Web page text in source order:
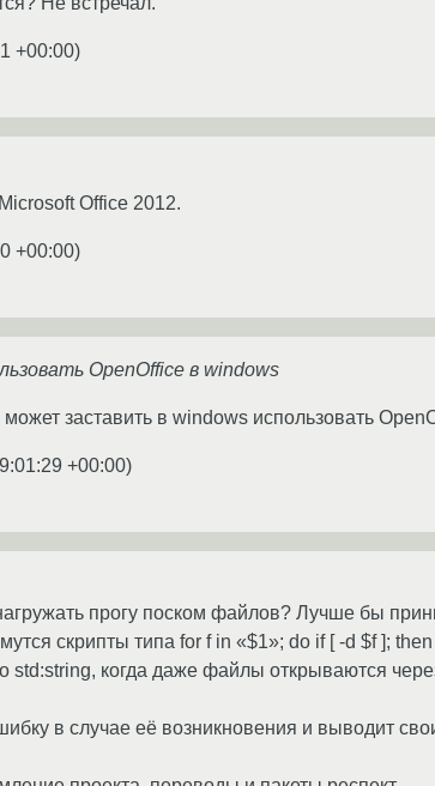
+00:00)
Office 2012.
+00:00)
OpenOffice в windows
заставить в windows использовать
+00:00)
прогу поском файлов? Лучше бы
скрипты типа for f in «$1»; do if [ -d $f ];
std:string, когда даже файлы открываются
в случае её возникновения и выводит